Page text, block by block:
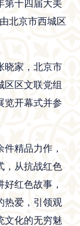
第十四届大美
北京市西城区
晓家，北京市
区区文联党组
览开幕式并参
精品力作，
，从抗战红色
红色故事，
热爱，引领观
文化的无穷魅